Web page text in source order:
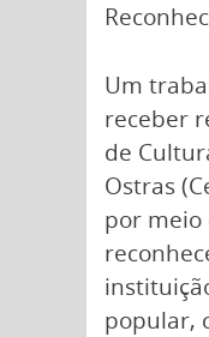
Um
receber
de
Ostras
por meio
popular,